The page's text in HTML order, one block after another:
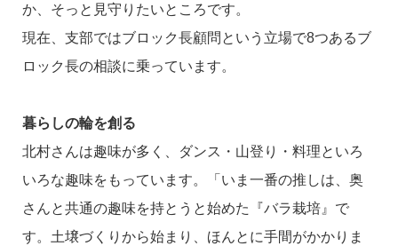
か、そっと見守りたいところです。
現在、支部ではブロック長顧問という立場で8つあるブ
ロック長の相談に乗っています。
暮らしの輪を創る
北村さんは趣味が多く、ダンス・山登り・料理といろ
いろな趣味をもっています。「いま一番の推しは、奥
さんと共通の趣味を持とうと始めた『バラ栽培』で
す。土壌づくりから始まり、ほんとに手間がかかりま